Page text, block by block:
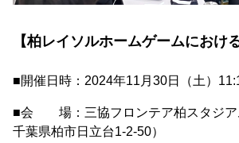
【柏レイソルホームゲームにおけ
■開催日時：2024年11月30日（土）
■会 場：三協フロンテア柏スタジ
千葉県柏市日立台1-2-50）